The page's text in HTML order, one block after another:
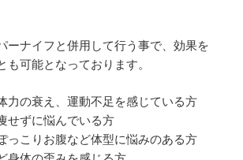
ーナイフと併用して行う事で、効果を
も可能となっております。
力の衰え、運動不足を感じている方
せずに悩んでいる方
っこりお腹など体型に悩みのある方